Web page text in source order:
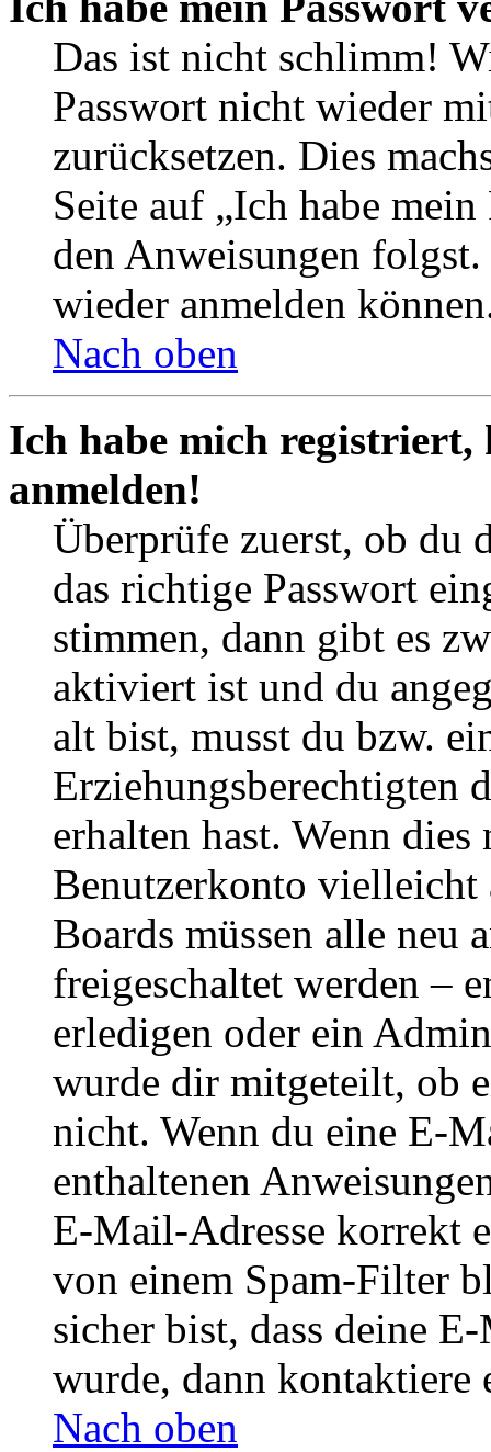
Das ist nicht schlimm!
Passwort nicht wieder
zurücksetzen. Dies
Seite auf „Ich habe
den Anweisungen
wieder anmelden
Nach oben
Ich habe mich
anmelden!
Überprüfe zuerst, ob du
das richtige Passwort
stimmen, dann gibt es
aktiviert ist und du
alt bist, musst du bzw.
Erziehungsberechtigten
erhalten hast. Wenn
Benutzerkonto
Boards müssen alle neu
freigeschaltet werden –
erledigen oder ein
wurde dir mitgeteilt, ob
nicht. Wenn du eine E-
enthaltenen
E-Mail-Adresse korrekt
von einem Spam-Filter
sicher bist, dass deine
wurde, dann kontaktiere
Nach oben